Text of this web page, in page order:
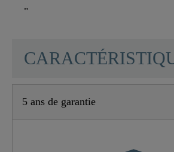
"
Matériau Laiton
5 ans de garantie